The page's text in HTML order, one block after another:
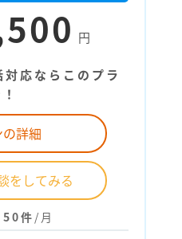
円
応ならこのプラ
詳細
をしてみる
50件 /月